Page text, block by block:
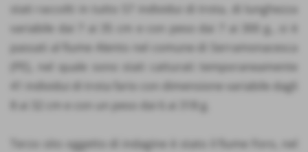
stati raccolti in tutto 57 individui di trota, di lunghezza
variabile dai 7 ai 35 cm e con peso dai 7 ai 300 g., si è
passati al fiume Alento nel comune di Serramonacesca
(PE), nel quale sono stati catturati temporaneamente
41 individui di trota fario con dimensione variabile dagli
8 ai 32 cm e con un peso dai 6 ai 318 g.
Terzo sito oggetto di indagine è stato il fiume Foro, nel